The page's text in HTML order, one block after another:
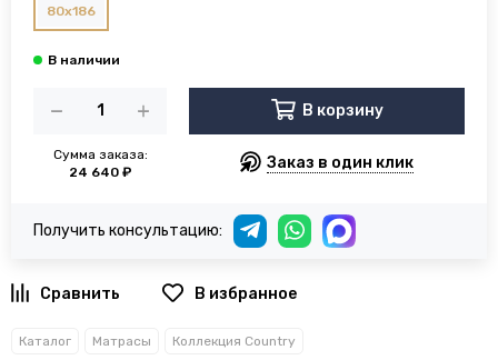
80x186
Сумма заказа:
24 640 ₽
В корзину
Заказ в один клик
Получить консультацию:
В избранное
Каталог Матрасы Коллекция Country